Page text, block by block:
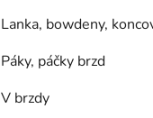
Lanka, bowdeny,
Páky, páčky brzd
V brzdy